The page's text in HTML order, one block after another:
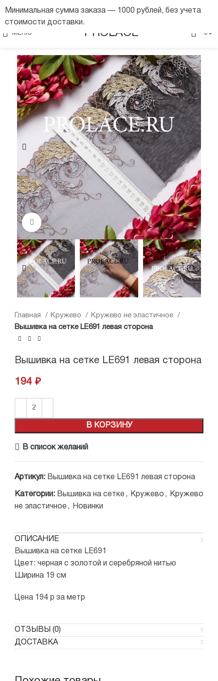
МЕНЮ PROLACE 0 ₽
Нажмите, чтобы увеличить
Главная Кружево
Кружево не эластичное
Вышивка на сетке LE691 левая сторона
Вышивка на сетке LE691 левая сторона
194 ₽
В КОРЗИНУ
В список желаний
Артикул: Вышивка на сетке LE691 левая сторона
Категории: Вышивка на сетке , Кружево ,
Кружево
не эластичное , Новинки
ОПИСАНИЕ
Вышивка на сетке LE691
Цвет: черная с золотой и серебряной нитью
Ширина 19 см
Цена 194 р за метр
ОТЗЫВЫ (0)
ДОСТАВКА
Минимальная сумма заказа — 1000 рублей, без учета
стоимости доставки.